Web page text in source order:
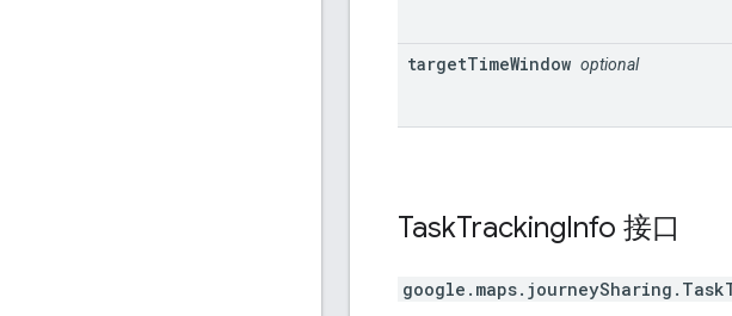
targetTimeWindow optional
TaskTrackingInfo 接口
google.maps.journeySharing .